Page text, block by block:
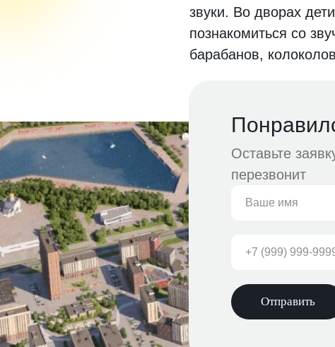
звуки. Во дворах
познакомиться со
барабанов,
Отправить
Оставьте
перезвонит